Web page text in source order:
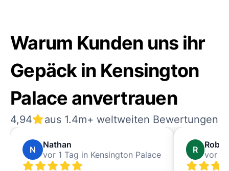
Warum Kunden uns ihr
Gepäck in Kensington
Palace anvertrauen
4,94 aus 1.4m+ weltweiten Bewertungen
N
Nathan
vor 1 Tag in Kensington Palace
R